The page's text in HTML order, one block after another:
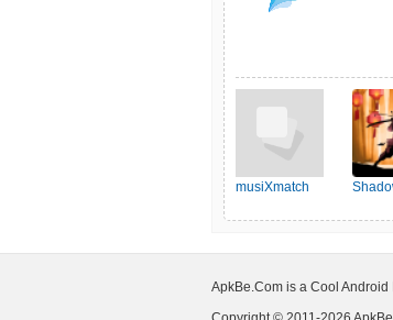
musiXmatch
ApkBe.Com is a Cool